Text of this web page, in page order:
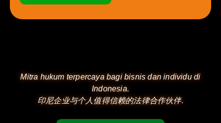
Mitra hukum terpercaya bagi bisnis dan individu di
Indonesia.
印尼企业与个人值得信赖的法律合作伙伴.